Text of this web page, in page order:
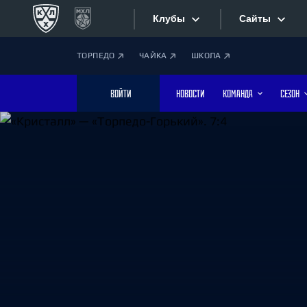
Клубы
Дивизион Боброва
Лада
Сайты
ТОРПЕДО ЧАЙКА ШКОЛА
ВОЙТИ НОВОСТИ КОМАНДА СЕЗОН